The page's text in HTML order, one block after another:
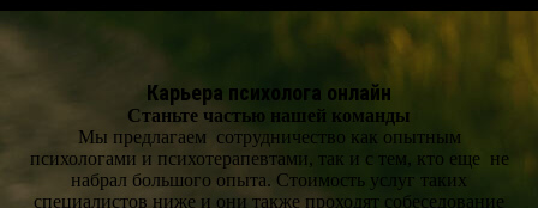
Карьера психолога онлайн
Станьте частью нашей команды
Мы предлагаем сотрудничество как опытным
психологами и психотерапевтами, так и с тем, кто еще не
набрал большого опыта. Стоимость услуг таких
специалистов ниже и они также проходят собеседование